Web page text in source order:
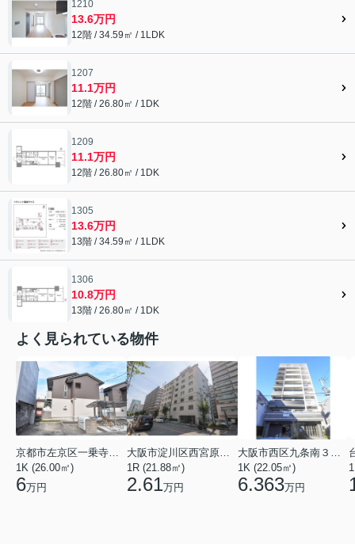
1210
13.6万円
12階 / 34.59㎡ / 1LDK
1207
11.1万円
12階 / 26.80㎡ / 1DK
1209
11.1万円
12階 / 26.80㎡ / 1DK
1305
13.6万円
13階 / 34.59㎡ / 1LDK
1306
10.8万円
13階 / 26.80㎡ / 1DK
よく見られている物件
京都市左京区一乗寺北大丸町
1K (26.00㎡)
6万円
大阪市淀川区西宮原３丁目
1R (21.88㎡)
2.61万円
大阪市西区九条南３丁目
1K (22.05㎡)
6.363万円